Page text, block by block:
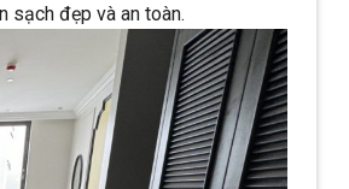
sạch đẹp và an toàn.